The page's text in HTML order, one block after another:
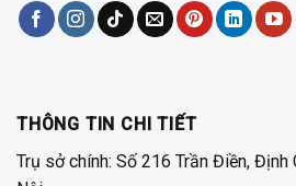
THÔNG TIN CHI TIẾT
Trụ sở chính: Số 216 Trần Điền, Định